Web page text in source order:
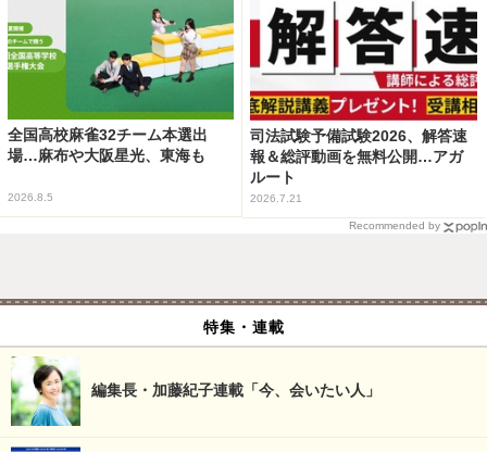
全国高校麻雀32チーム本選出
場…麻布や大阪星光、東海も
2026.8.5
司法試験予備試験2026、解答速
報＆総評動画を無料公開…アガ
ルート
2026.7.21
Recommended by
特集・連載
編集長・加藤紀子連載「今、会いたい人」